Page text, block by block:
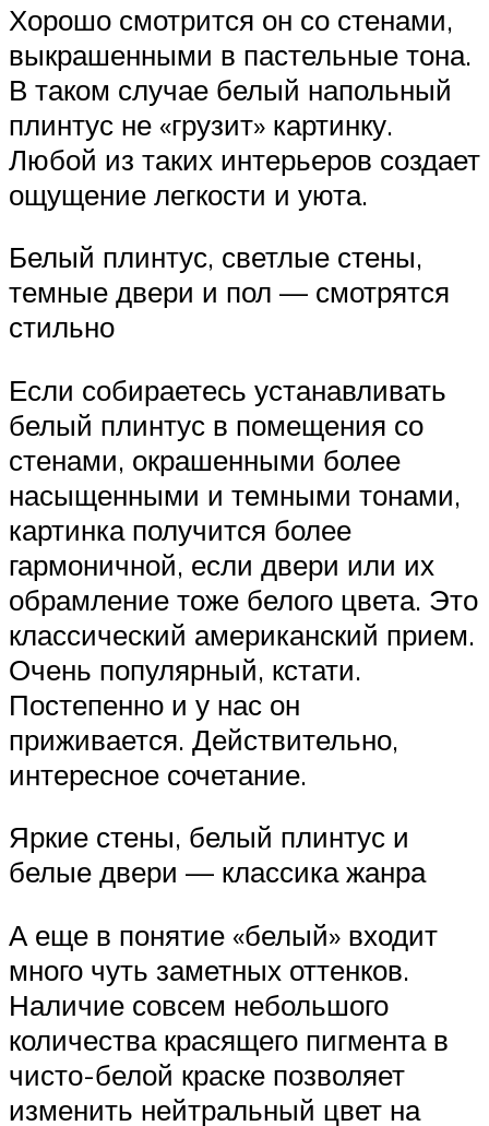
Хорошо смотрится он со стенами,
выкрашенными в пастельные тона.
В таком случае белый напольный
плинтус не «грузит» картинку.
Любой из таких интерьеров создает
ощущение легкости и уюта.
Белый плинтус, светлые стены,
темные двери и пол — смотрятся
стильно
Если собираетесь устанавливать
белый плинтус в помещения со
стенами, окрашенными более
насыщенными и темными тонами,
картинка получится более
гармоничной, если двери или их
обрамление тоже белого цвета. Это
классический американский прием.
Очень популярный, кстати.
Постепенно и у нас он
приживается. Действительно,
интересное сочетание.
Яркие стены, белый плинтус и
белые двери — классика жанра
А еще в понятие «белый» входит
много чуть заметных оттенков.
Наличие совсем небольшого
количества красящего пигмента в
чисто-белой краске позволяет
изменить нейтральный цвет на